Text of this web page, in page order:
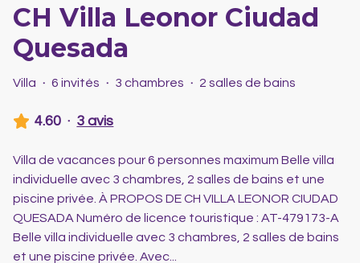
CH Villa Leonor Ciudad
Quesada
Villa · 6 invités · 3 chambres · 2 salles de bains
4.60 · 3 avis
Villa de vacances pour 6 personnes maximum Belle villa
individuelle avec 3 chambres, 2 salles de bains et une
piscine privée. À PROPOS DE CH VILLA LEONOR CIUDAD
QUESADA Numéro de licence touristique : AT-479173-A
Belle villa individuelle avec 3 chambres, 2 salles de bains
et une piscine privée. Avec